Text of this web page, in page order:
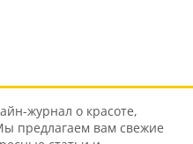
журнал о красоте,
предлагаем вам свежие